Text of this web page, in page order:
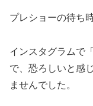
プレショーの待ち
インスタグラムで
で、恐ろしいと感
ませんでした。